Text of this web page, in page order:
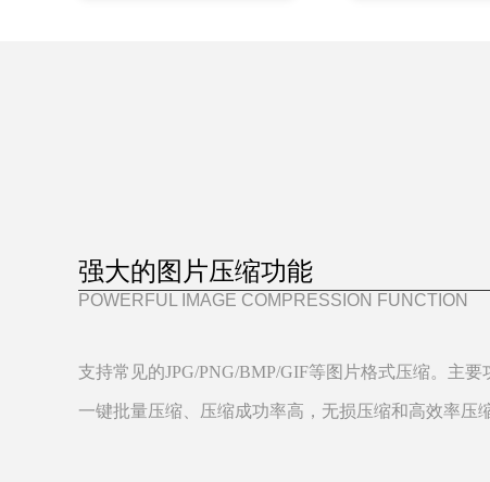
强大的图片压缩功能
POWERFUL IMAGE COMPRESSION FUNCTION
支持常见的JPG/PNG/BMP/GIF等图片格式压缩。主要
一键批量压缩、压缩成功率高，无损压缩和高效率压